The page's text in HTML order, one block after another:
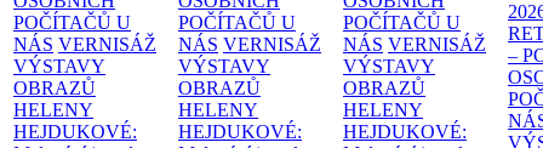
POČÍTAČŮ U
NÁS VERNISÁŽ
VÝSTAVY
OBRAZŮ
HELENY
HEJDUKOVÉ:
POČÍTAČŮ U
NÁS VERNISÁŽ
VÝSTAVY
OBRAZŮ
HELENY
HEJDUKOVÉ:
POČÍTAČŮ U
NÁS VERNISÁŽ
VÝSTAVY
OBRAZŮ
HELENY
HEJDUKOVÉ:
–